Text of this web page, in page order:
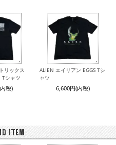
リックス
Tシャツ
税)
ALIEN エイリアン EGGS Tシ
ャツ
6,600円(内税)